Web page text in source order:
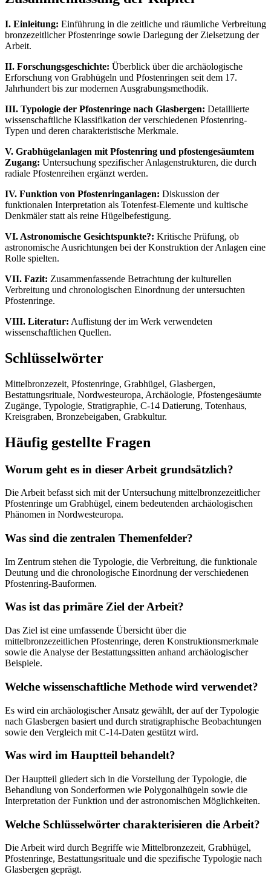
I. Einleitung: Einführung in die zeitliche und räumliche Verbreitung
bronzezeitlicher Pfostenringe sowie Darlegung der Zielsetzung der
Arbeit.
II. Forschungsgeschichte: Überblick über die archäologische
Erforschung von Grabhügeln und Pfostenringen seit dem 17.
Jahrhundert bis zur modernen Ausgrabungsmethodik.
III. Typologie der Pfostenringe nach Glasbergen: Detaillierte
wissenschaftliche Klassifikation der verschiedenen Pfostenring-
Typen und deren charakteristische Merkmale.
V. Grabhügelanlagen mit Pfostenring und pfostengesäumtem
Zugang: Untersuchung spezifischer Anlagenstrukturen, die durch
radiale Pfostenreihen ergänzt werden.
IV. Funktion von Pfostenringanlagen: Diskussion der
funktionalen Interpretation als Totenfest-Elemente und kultische
Denkmäler statt als reine Hügelbefestigung.
VI. Astronomische Gesichtspunkte?: Kritische Prüfung, ob
astronomische Ausrichtungen bei der Konstruktion der Anlagen eine
Rolle spielten.
VII. Fazit: Zusammenfassende Betrachtung der kulturellen
Verbreitung und chronologischen Einordnung der untersuchten
Pfostenringe.
VIII. Literatur: Auflistung der im Werk verwendeten
wissenschaftlichen Quellen.
Schlüsselwörter
Mittelbronzezeit, Pfostenringe, Grabhügel, Glasbergen,
Bestattungsrituale, Nordwesteuropa, Archäologie, Pfostengesäumte
Zugänge, Typologie, Stratigraphie, C-14 Datierung, Totenhaus,
Kreisgraben, Bronzebeigaben, Grabkultur.
Häufig gestellte Fragen
Worum geht es in dieser Arbeit grundsätzlich?
Die Arbeit befasst sich mit der Untersuchung mittelbronzezeitlicher
Pfostenringe um Grabhügel, einem bedeutenden archäologischen
Phänomen in Nordwesteuropa.
Was sind die zentralen Themenfelder?
Im Zentrum stehen die Typologie, die Verbreitung, die funktionale
Deutung und die chronologische Einordnung der verschiedenen
Pfostenring-Bauformen.
Was ist das primäre Ziel der Arbeit?
Das Ziel ist eine umfassende Übersicht über die
mittelbronzezeitlichen Pfostenringe, deren Konstruktionsmerkmale
sowie die Analyse der Bestattungssitten anhand archäologischer
Beispiele.
Welche wissenschaftliche Methode wird verwendet?
Es wird ein archäologischer Ansatz gewählt, der auf der Typologie
nach Glasbergen basiert und durch stratigraphische Beobachtungen
sowie den Vergleich mit C-14-Daten gestützt wird.
Was wird im Hauptteil behandelt?
Der Hauptteil gliedert sich in die Vorstellung der Typologie, die
Behandlung von Sonderformen wie Polygonalhügeln sowie die
Interpretation der Funktion und der astronomischen Möglichkeiten.
Welche Schlüsselwörter charakterisieren die Arbeit?
Die Arbeit wird durch Begriffe wie Mittelbronzezeit, Grabhügel,
Pfostenringe, Bestattungsrituale und die spezifische Typologie nach
Glasbergen geprägt.